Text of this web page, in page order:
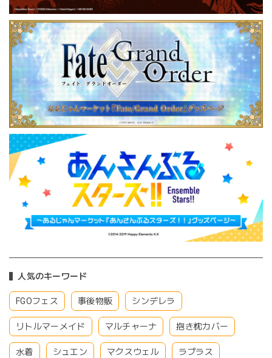
人気のキーワード
FGOフェス 事後物販 シンデレラ
リトルマーメイド マルチャーナ 抱き枕カバー
水着 シュエン マクスウェル ラプラス